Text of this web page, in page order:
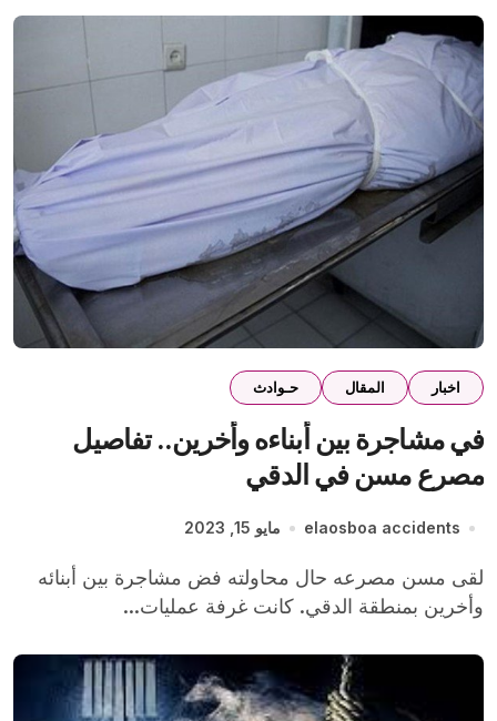
اخبار المقال حـوادث
في مشاجرة بين أبناءه وأخرين.. تفاصيل
مصرع مسن في الدقي
elaosboa accidents مايو 15, 2023
لقى مسن مصرعه حال محاولته فض مشاجرة بين أبنائه
وأخرين بمنطقة الدقي. كانت غرفة عمليات...